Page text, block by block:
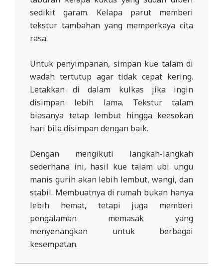
sedikit garam. Kelapa parut memberi
tekstur tambahan yang memperkaya cita
rasa.
Untuk penyimpanan, simpan kue talam di
wadah tertutup agar tidak cepat kering.
Letakkan di dalam kulkas jika ingin
disimpan lebih lama. Tekstur talam
biasanya tetap lembut hingga keesokan
hari bila disimpan dengan baik.
Dengan mengikuti langkah-langkah
sederhana ini, hasil kue talam ubi ungu
manis gurih akan lebih lembut, wangi, dan
stabil. Membuatnya di rumah bukan hanya
lebih hemat, tetapi juga memberi
pengalaman memasak yang
menyenangkan untuk berbagai
kesempatan.
2025-